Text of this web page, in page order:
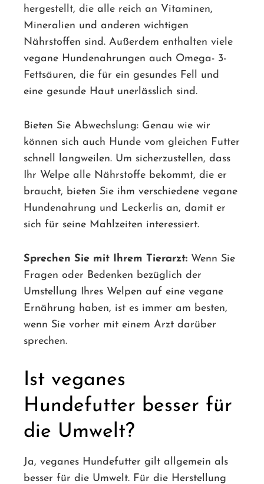
hergestellt, die alle reich an Vitaminen,
Mineralien und anderen wichtigen
Nährstoffen sind. Außerdem enthalten viele
vegane Hundenahrungen auch Omega- 3-
Fettsäuren, die für ein gesundes Fell und
eine gesunde Haut unerlässlich sind.
Bieten Sie Abwechslung: Genau wie wir
können sich auch Hunde vom gleichen Futter
schnell langweilen. Um sicherzustellen, dass
Ihr Welpe alle Nährstoffe bekommt, die er
braucht, bieten Sie ihm verschiedene vegane
Hundenahrung und Leckerlis an, damit er
sich für seine Mahlzeiten interessiert.
Sprechen Sie mit Ihrem Tierarzt: Wenn Sie
Fragen oder Bedenken bezüglich der
Umstellung Ihres Welpen auf eine vegane
Ernährung haben, ist es immer am besten,
wenn Sie vorher mit einem Arzt darüber
sprechen.
Ist veganes
Hundefutter besser für
die Umwelt?
Ja, veganes Hundefutter gilt allgemein als
besser für die Umwelt. Für die Herstellung